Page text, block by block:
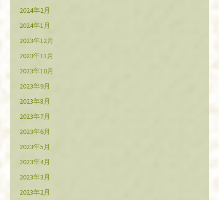
2024年2月
2024年1月
2023年12月
2023年11月
2023年10月
2023年9月
2023年8月
2023年7月
2023年6月
2023年5月
2023年4月
2023年3月
2023年2月